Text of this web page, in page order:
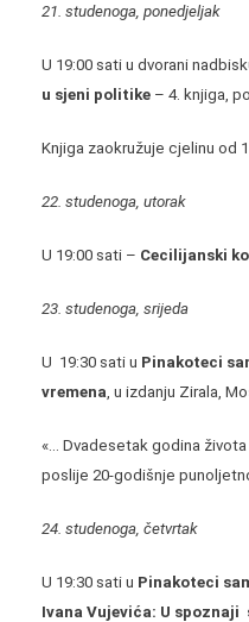
21. studenoga, ponedjeljak
U 19:00 sati u dvorani
u sjeni politike – 4. knjiga,
Knjiga zaokružuje cjelinu od
22. studenoga, utorak
U 19:00 sati – Cecilijanski
23. studenoga, srijeda
U 19:30 sati u Pinakoteci
vremena , u izdanju Zirala,
«… Dvadesetak godina
poslije 20-godišnje
24. studenoga, četvrtak
U 19:30 sati u Pinakoteci
Ivana Vujevića: U